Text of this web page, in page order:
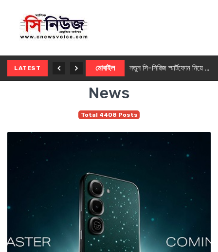
LATEST মোবাইল নতুন সি-সিরিজ স্মার্টফোন নিয়ে আসছে রিয়েলমি
News
Total 4408 Posts